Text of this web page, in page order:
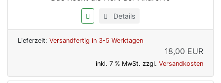
Details
Lieferzeit: Versandfertig in 3-5 Werktagen
18,00 EUR
inkl. 7 % MwSt. zzgl. Versandkosten